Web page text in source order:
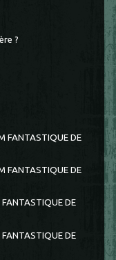
?
FANTASTIQUE DE
FANTASTIQUE DE
DE
DE